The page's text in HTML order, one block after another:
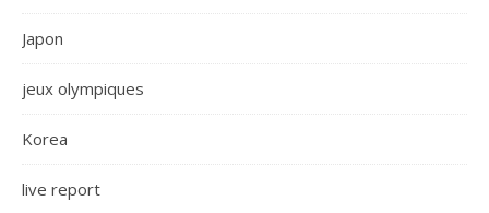
Japon
jeux olympiques
Korea
live report